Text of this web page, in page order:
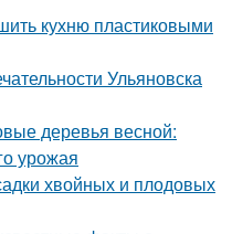
кухню пластиковыми
Ульяновска
деревья весной:
урожая
хвойных и плодовых